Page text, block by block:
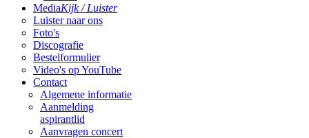
MediaKijk / Luister
Luister naar ons
Foto's
Discografie
Bestelformulier
Video's op YouTube
Contact
Algemene informatie
Aanmelding
aspirantlid
Aanvragen concert